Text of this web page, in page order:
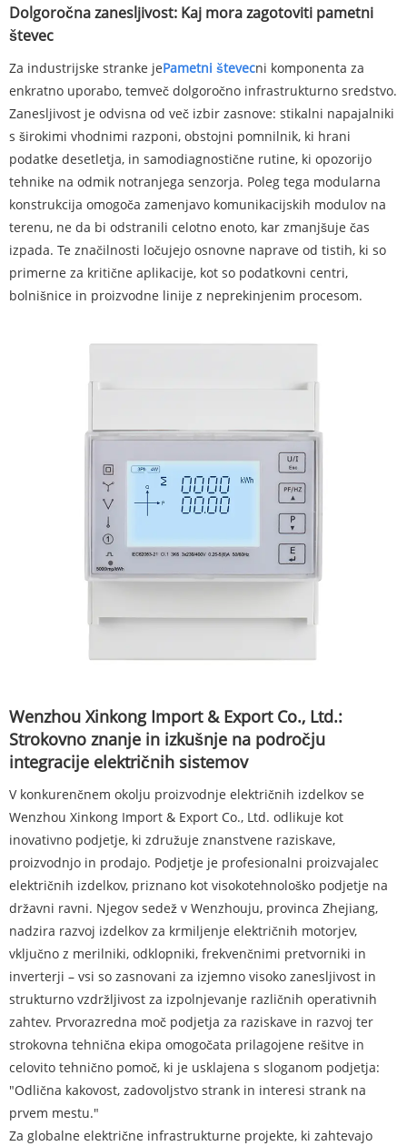
Dolgoročna zanesljivost: Kaj mora zagotoviti pametni
števec
Za industrijske stranke jePametni števecni komponenta za
enkratno uporabo, temveč dolgoročno infrastrukturno sredstvo.
Zanesljivost je odvisna od več izbir zasnove: stikalni napajalniki
s širokimi vhodnimi razponi, obstojni pomnilnik, ki hrani
podatke desetletja, in samodiagnostične rutine, ki opozorijo
tehnike na odmik notranjega senzorja. Poleg tega modularna
konstrukcija omogoča zamenjavo komunikacijskih modulov na
terenu, ne da bi odstranili celotno enoto, kar zmanjšuje čas
izpada. Te značilnosti ločujejo osnovne naprave od tistih, ki so
primerne za kritične aplikacije, kot so podatkovni centri,
bolnišnice in proizvodne linije z neprekinjenim procesom.
Wenzhou Xinkong Import & Export Co., Ltd.:
Strokovno znanje in izkušnje na področju
integracije električnih sistemov
V konkurenčnem okolju proizvodnje električnih izdelkov se
Wenzhou Xinkong Import & Export Co., Ltd. odlikuje kot
inovativno podjetje, ki združuje znanstvene raziskave,
proizvodnjo in prodajo. Podjetje je profesionalni proizvajalec
električnih izdelkov, priznano kot visokotehnološko podjetje na
državni ravni. Njegov sedež v Wenzhouju, provinca Zhejiang,
nadzira razvoj izdelkov za krmiljenje električnih motorjev,
vključno z merilniki, odklopniki, frekvenčnimi pretvorniki in
inverterji – vsi so zasnovani za izjemno visoko zanesljivost in
strukturno vzdržljivost za izpolnjevanje različnih operativnih
zahtev. Prvorazredna moč podjetja za raziskave in razvoj ter
strokovna tehnična ekipa omogočata prilagojene rešitve in
celovito tehnično pomoč, ki je usklajena s sloganom podjetja:
"Odlična kakovost, zadovoljstvo strank in interesi strank na
prvem mestu."
Za globalne električne infrastrukturne projekte, ki zahtevajo